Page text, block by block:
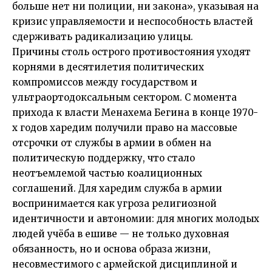
больше нет ни полиции, ни закона», указывая на
кризис управляемости и неспособность властей
сдерживать радикализацию улицы.
Причины столь острого противостояния уходят
корнями в десятилетия политических
компромиссов между государством и
ультраортодоксальным сектором. С момента
прихода к власти Менахема Бегина в конце 1970-
х годов харедим получили право на массовые
отсрочки от службы в армии в обмен на
политическую поддержку, что стало
неотъемлемой частью коалиционных
соглашений. Для харедим служба в армии
воспринимается как угроза религиозной
идентичности и автономии: для многих молодых
людей учёба в ешиве — не только духовная
обязанность, но и основа образа жизни,
несовместимого с армейской дисциплиной и